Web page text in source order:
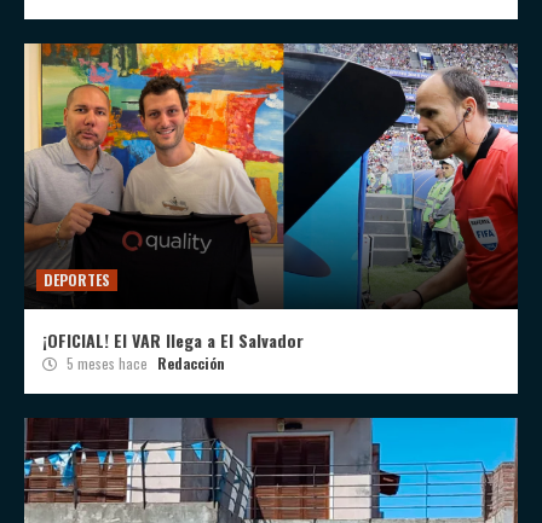
DEPORTES
¡OFICIAL! El VAR llega a El Salvador
5 meses hace Redacción